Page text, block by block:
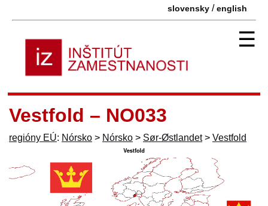
slovensky /english
☰
Vestfold – NO033
regióny EÚ: Nórsko > Nórsko > Sør-Østlandet> Vestfold